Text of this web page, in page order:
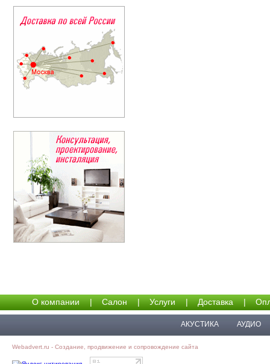
О компании | Салон | Услуги | Доставка |
АКУСТИКА АУДИО
Webadvert.ru - Создание, продвижение и сопровождение сайта